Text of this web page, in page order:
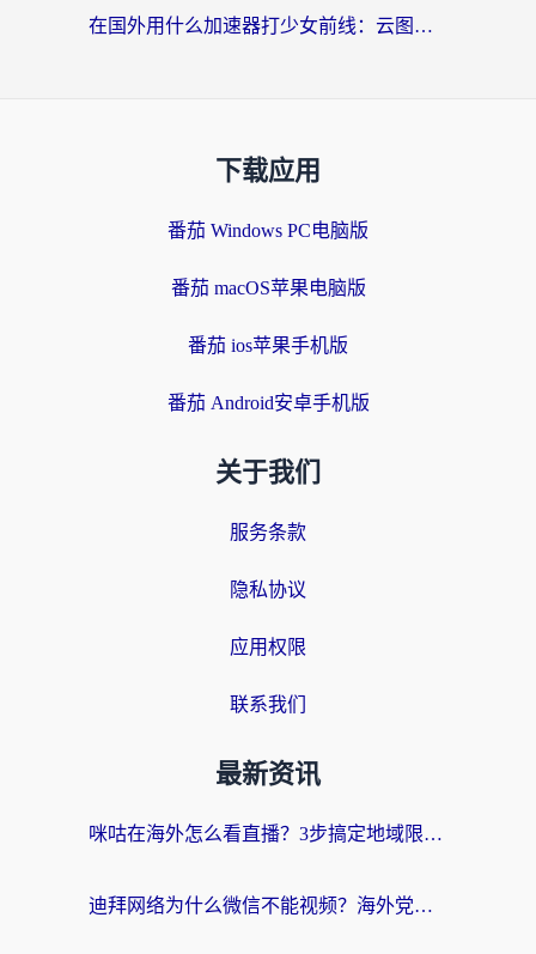
在国外用什么加速器打少女前线：云图计划不卡？一个老玩家的掏心分享
下载应用
番茄 Windows PC电脑版
番茄 macOS苹果电脑版
番茄 ios苹果手机版
番茄 Android安卓手机版
关于我们
服务条款
隐私协议
应用权限
联系我们
最新资讯
咪咕在海外怎么看直播？3步搞定地域限制，还能畅看腾讯视频与国内热剧
迪拜网络为什么微信不能视频？海外党必看的回国加速全攻略